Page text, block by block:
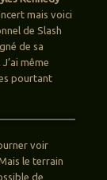
mais voici
de Slash
de sa
même
pourtant
voir
le terrain
de